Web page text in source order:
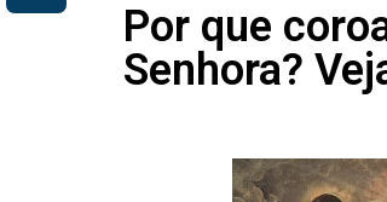
Por que
Senhora?